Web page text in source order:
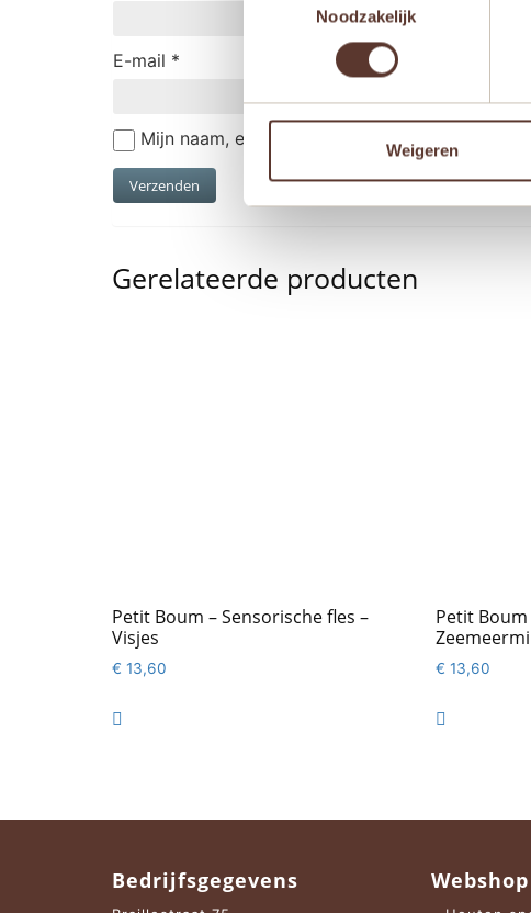
Noodzakelijk
Weigeren
E-mail *
Mijn naam, e-mail en site opslaan in deze
Gerelateerde producten
Petit Boum – Sensorische fles –
Visjes
€ 13,60

Petit Boum
€ 13,60

Bedrijfsgegevens Webshop